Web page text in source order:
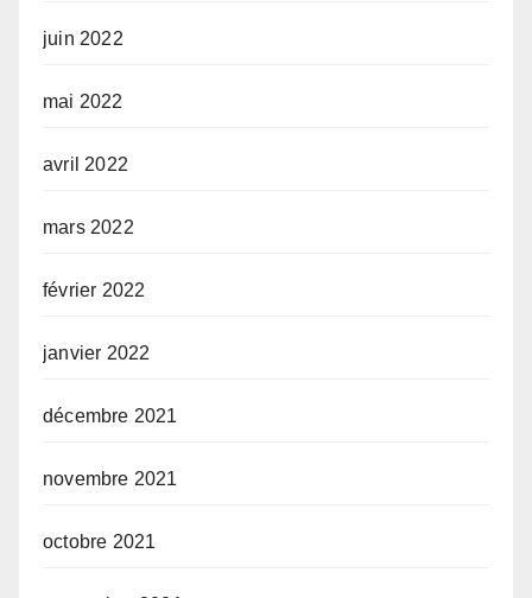
juin 2022
mai 2022
avril 2022
mars 2022
février 2022
janvier 2022
décembre 2021
novembre 2021
octobre 2021